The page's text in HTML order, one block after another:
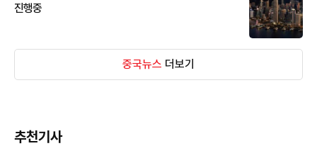
진행중
중국뉴스 더보기
추천기사